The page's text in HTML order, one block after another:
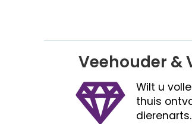
Veehouder &
Wilt u
thuis
dierenarts.